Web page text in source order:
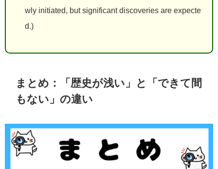
wly initiated, but significant discoveries are expecte
d.)
まとめ：「歴史が浅い」と「できて間
もない」の違い